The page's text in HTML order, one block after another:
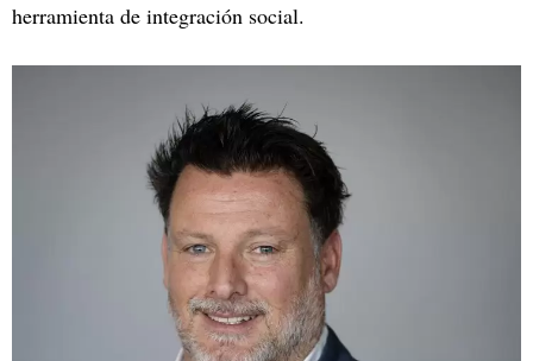
herramienta de integración social.